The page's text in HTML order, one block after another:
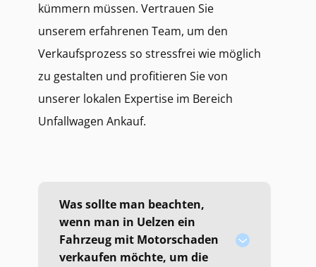
kümmern müssen. Vertrauen Sie
unserem erfahrenen Team, um den
Verkaufsprozess so stressfrei wie möglich
zu gestalten und profitieren Sie von
unserer lokalen Expertise im Bereich
Unfallwagen Ankauf.
Was sollte man beachten,
wenn man in Uelzen ein
Fahrzeug mit Motorschaden
verkaufen möchte, um die